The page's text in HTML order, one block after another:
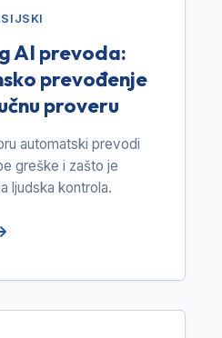
AI prevoda:
prevođenje
proveru
automatski prevodi
greške i zašto je
ljudska kontrola.